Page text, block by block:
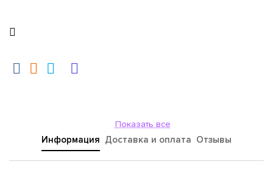
Показать все
Информация Доставка и оплата Отзывы